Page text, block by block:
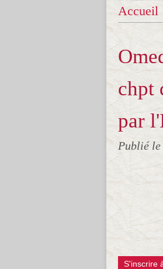
Accueil
chpt
par
Publié le
S'inscrire